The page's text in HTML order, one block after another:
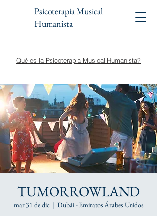
Psicoterapia Musical
Humanista
Qué es la Psicoterapia Musical Humanista?
TUMORROWLAND
mar 31 de dic
  |
Dubái - Emiratos Árabes Unidos